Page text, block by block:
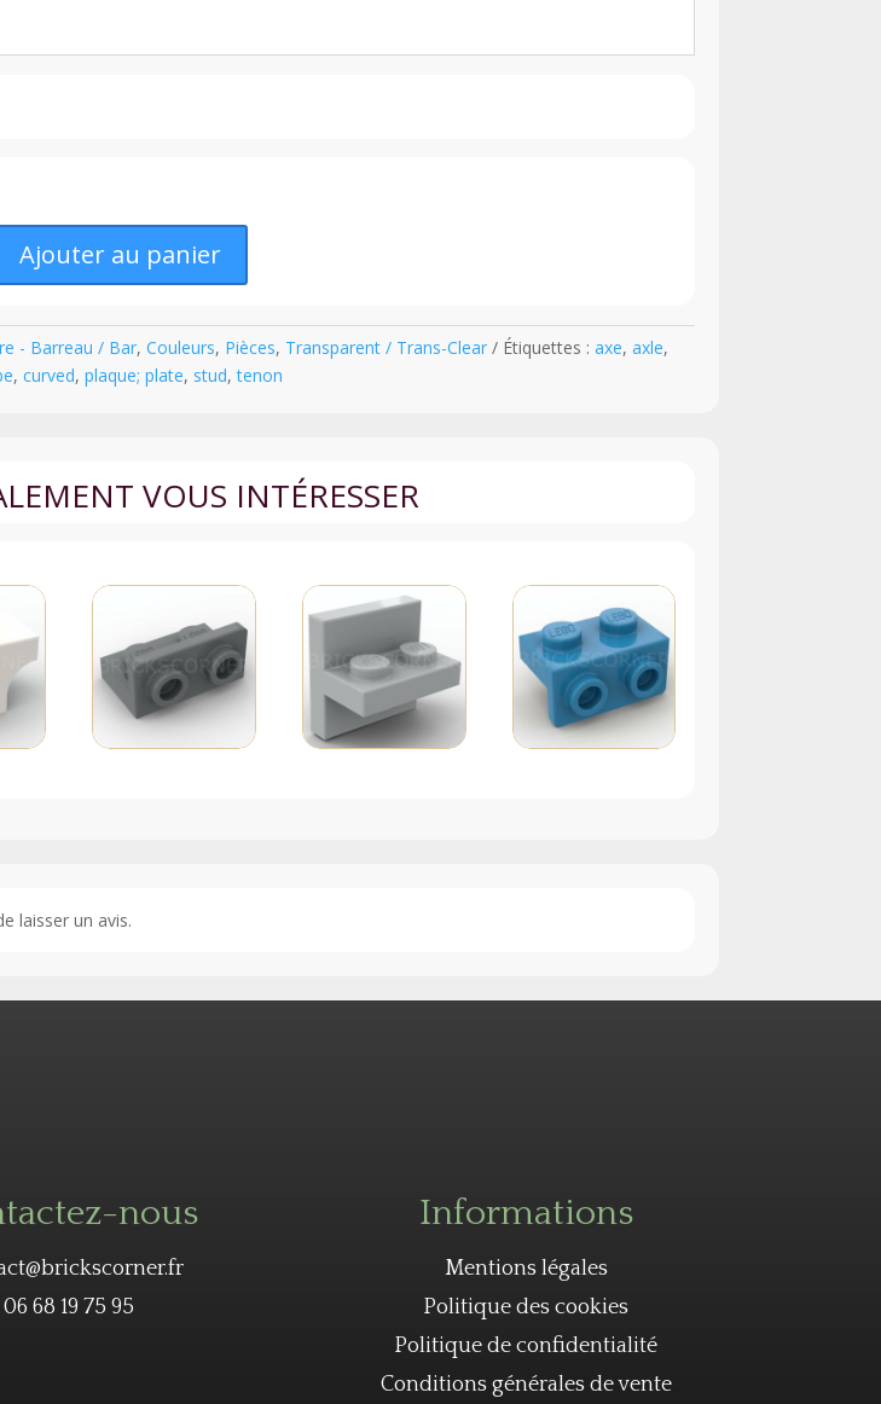
Ajouter au panier
- Barreau / Bar, Couleurs, Pièces, Transparent / Trans-Clear Étiquettes : axe, axle,
, curved, plaque; plate, stud,tenon
VOUS INTÉRESSER
laisser un avis.
nous
06 68 19 75 95
Informations
Mentions légales
Politique des cookies
Politique de confidentialité
Conditions générales de vente